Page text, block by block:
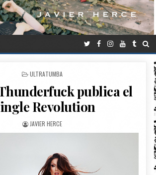
POSTED IN
ULTRATUMBA
publica el
Revolution
AUTHOR:
JAVIER HERCE